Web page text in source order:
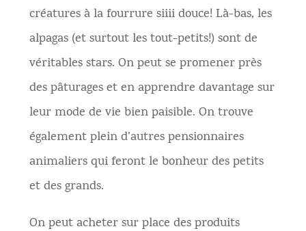
créatures à la fourrure siiii douce! Là-bas, les
alpagas (et surtout les tout-petits!) sont de
véritables stars. On peut se promener près
des pâturages et en apprendre davantage sur
leur mode de vie bien paisible. On trouve
également plein d’autres pensionnaires
animaliers qui feront le bonheur des petits
et des grands.
On peut acheter sur place des produits